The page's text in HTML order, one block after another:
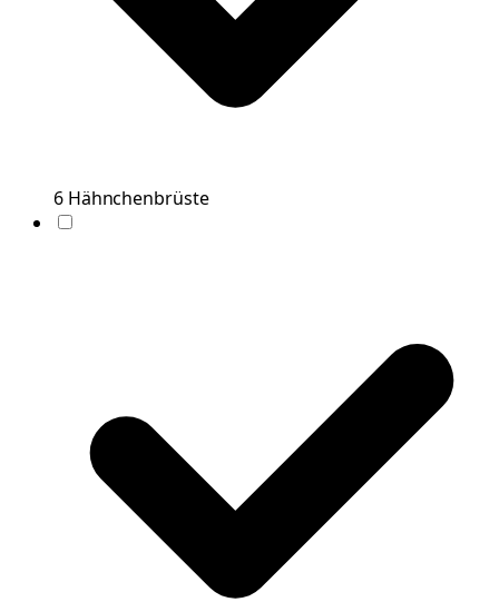
6 Hähnchenbrüste